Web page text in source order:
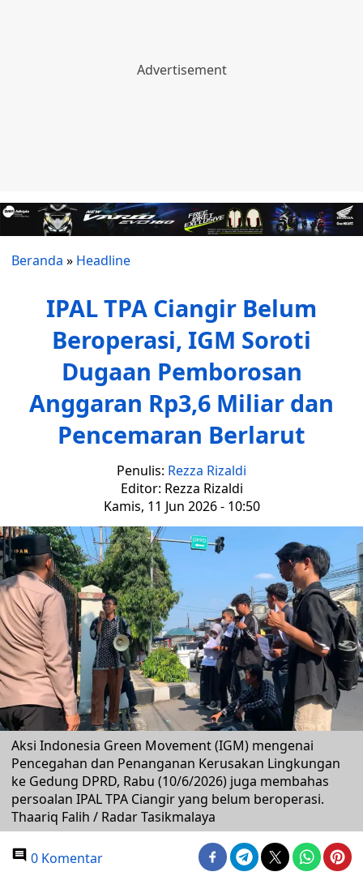
Beranda » Headline
IPAL TPA Ciangir Belum
Beroperasi, IGM Soroti
Dugaan Pemborosan
Anggaran Rp3,6 Miliar dan
Pencemaran Berlarut
Penulis: Rezza Rizaldi
Editor: Rezza Rizaldi
Kamis, 11 Jun 2026 - 10:50
Aksi Indonesia Green Movement (IGM) mengenai
Pencegahan dan Penanganan Kerusakan Lingkungan
ke Gedung DPRD, Rabu (10/6/2026) juga membahas
persoalan IPAL TPA Ciangir yang belum beroperasi.
Thaariq Falih / Radar Tasikmalaya
0 Komentar